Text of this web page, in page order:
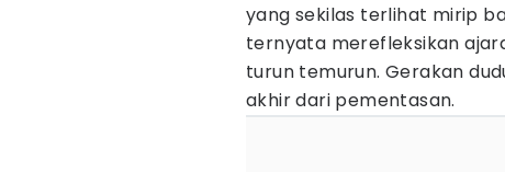
yang sekilas terlihat mirip
ternyata merefleksikan
turun temurun. Gerakan
akhir dari pementasan.